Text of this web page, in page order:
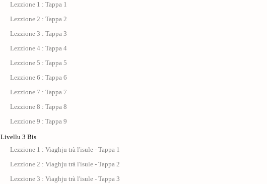
Lezzione 1 : Tappa 1
Lezzione 2 : Tappa 2
Lezzione 3 : Tappa 3
Lezzione 4 : Tappa 4
Lezzione 5 : Tappa 5
Lezzione 6 : Tappa 6
Lezzione 7 : Tappa 7
Lezzione 8 : Tappa 8
Lezzione 9 : Tappa 9
Livellu 3 Bis
Lezzione 1 : Viaghju trà l'isule - Tappa 1
Lezzione 2 : Viaghju trà l'isule - Tappa 2
Lezzione 3 : Viaghju trà l'isule - Tappa 3